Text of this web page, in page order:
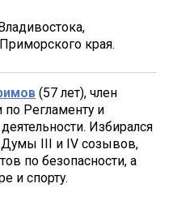
края.
(57 лет), член
Регламенту и
Избирался
Думы III и IV созывов,
по безопасности, а
и спорту.